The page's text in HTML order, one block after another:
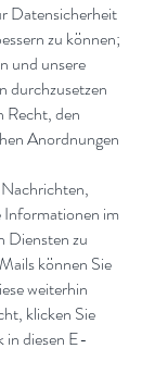
Datensicherheit
zu können;
und unsere
durchzusetzen
Recht, den
Anordnungen
Informationen im
Diensten zu
können Sie
weiterhin
klicken Sie
in diesen E-